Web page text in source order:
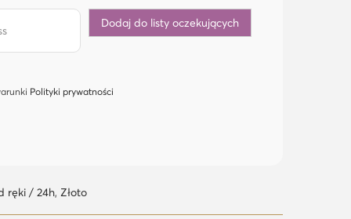
Polityki prywatności
ręki / 24h, Złoto